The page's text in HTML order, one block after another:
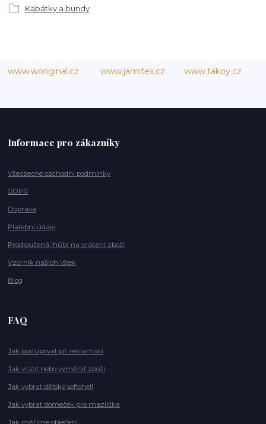
Kabátky a bundy
www.woriginal.cz www.jamitex.cz www.takoy.cz
Informace pro zákazníky
Všeobecné obchodní podmínky
GDPR
Doprava
Platební údaje
Prodloužená lhůta na vrácení zboží
Vzorník našich látek
Blog
FAQ
Jak postupovat při reklamaci
Jak vrátit nebo vyměnit zboží
Jak vybrat dětský softshell
Jak vybrat domeček pro mazlíčka